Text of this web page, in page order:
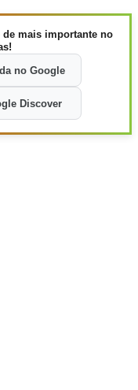
de mais importante no
no Google
Discover